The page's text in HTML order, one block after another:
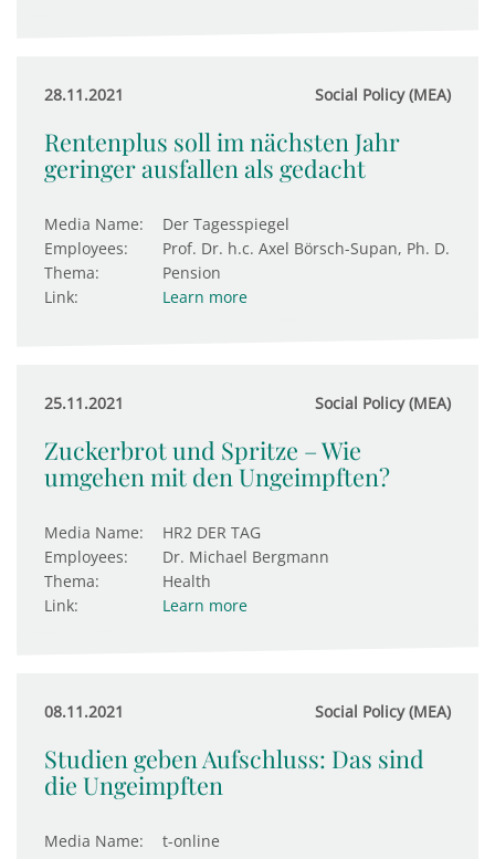
28.11.2021 Social Policy (MEA)
Rentenplus soll im nächsten Jahr
geringer ausfallen als gedacht
Media Name:
Der Tagesspiegel
Employees:
Prof. Dr. h.c. Axel Börsch-Supan, Ph. D.
Thema:
Pension
Link:
Learn more
25.11.2021 Social Policy (MEA)
Zuckerbrot und Spritze – Wie
umgehen mit den Ungeimpften?
Media Name:
HR2 DER TAG
Employees:
Dr. Michael Bergmann
Thema:
Health
Link:
Learn more
08.11.2021 Social Policy (MEA)
Studien geben Aufschluss: Das sind
die Ungeimpften
Media Name:
t-online